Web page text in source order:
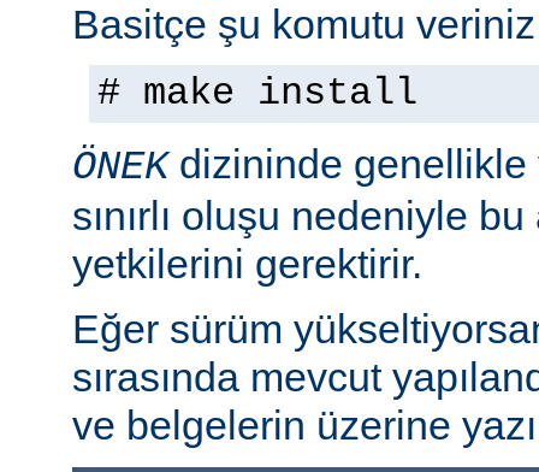
Basitçe şu komutu
# make install
ÖNEKdizininde genellikle
sınırlı oluşu nedeniyle
yetkilerini gerektirir.
Eğer sürüm
sırasında mevcut
ve belgelerin üzerine